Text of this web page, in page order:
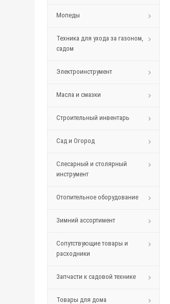
Мопеды
Техника для ухода за газоном,
садом
Электроинструмент
Масла и смазки
Строительный инвентарь
Сад и Огород
Слесарный и столярный
инструмент
Отопительное оборудование
Зимний ассортимент
Сопутствующие товары и
расходники
Запчасти к садовой технике
Товары для дома